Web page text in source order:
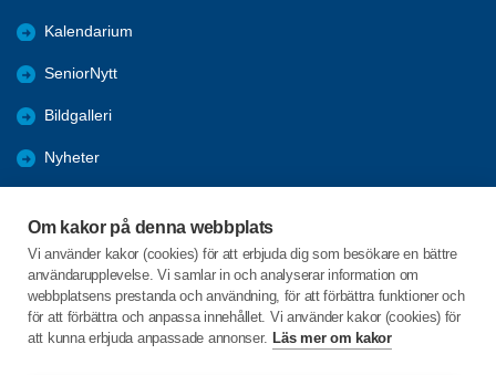
Om kakor på denna webbplats
Vi använder kakor (cookies) för att erbjuda dig som besökare en bättre
användarupplevelse. Vi samlar in och analyserar information om
webbplatsens prestanda och användning, för att förbättra funktioner och
för att förbättra och anpassa innehållet. Vi använder kakor (cookies) för
att kunna erbjuda anpassade annonser. Läs mer om kakor
Kalendarium
SeniorNytt
Bildgalleri
Nyheter
Bli medlem
Förmåner
C/o:Lena Axedin